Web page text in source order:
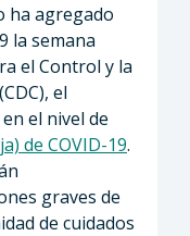
ha agregado
la semana
el Control y la
el
el nivel de
de COVID-19.
graves de
de cuidados